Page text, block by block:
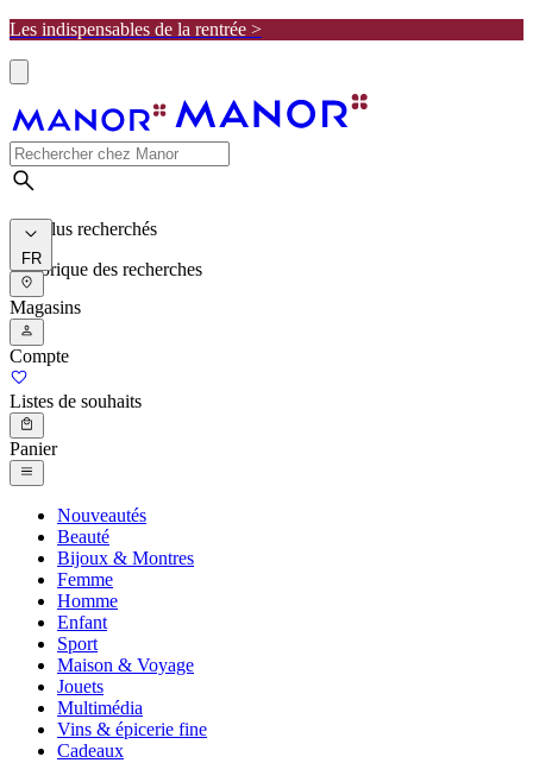
Les indispensables de la rentrée >
Les plus recherchés
Historique des recherches
FR
Magasins
Compte
Listes de souhaits
Panier
Nouveautés
Beauté
Bijoux & Montres
Femme
Homme
Enfant
Sport
Maison & Voyage
Jouets
Multimédia
Vins & épicerie fine
Cadeaux